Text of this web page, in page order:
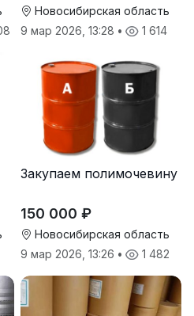
Новосибирская область
9 мар 2026, 13:28 • 1 614
Закупаем полимочевину
150 000 ₽
Новосибирская область
9 мар 2026, 13:26 • 1 482